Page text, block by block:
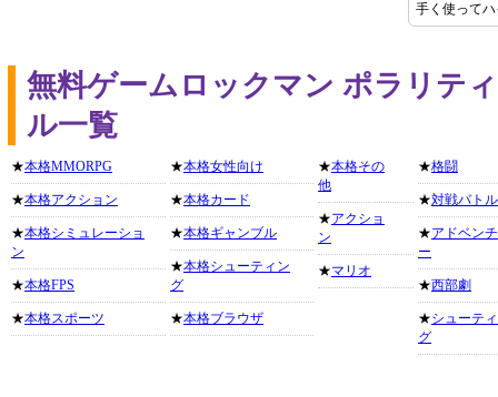
手く使って
無料ゲームロックマン ポラリテ
ル一覧
★本格MMORPG
★本格アクション
★本格シミュレーショ
ン
★本格FPS
★本格スポーツ
★本格女性向け
★本格カード
★本格ギャンブル
★本格シューティン
グ
★本格ブラウザ
★本格その
他
★アクショ
ン
★マリオ
★格闘
★対戦バトル
★アドベン
ー
★西部劇
★シューテ
グ